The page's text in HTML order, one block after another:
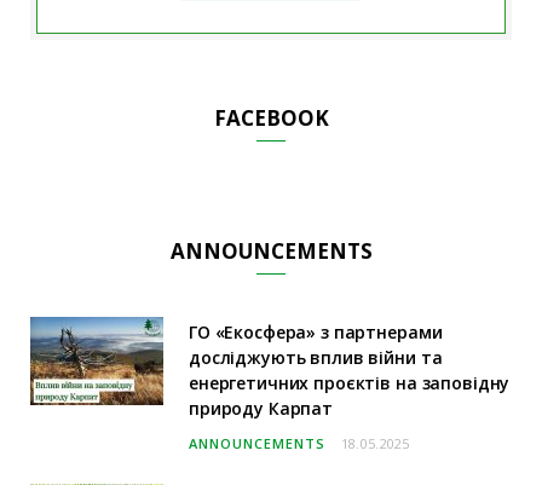
FACEBOOK
ANNOUNCEMENTS
ГО «Екосфера» з партнерами
досліджують вплив війни та
енергетичних проєктів на заповідну
природу Карпат
ANNOUNCEMENTS 18.05.2025